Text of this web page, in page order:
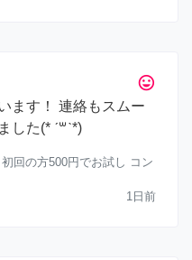
tag_faces
ます！ 連絡もスムー
した(* ˊ꒳ˋ*)
回の方500円でお試し コン
1日前